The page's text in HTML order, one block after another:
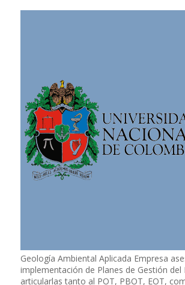
Geología Ambiental Aplicada Empresa
implementación de Planes de Gestión del
articularlas tanto al POT, PBOT, EOT,